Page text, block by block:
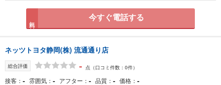
今すぐ電話する
ネッツトヨタ静岡(株) 流通通り店
総合評価 - 点 （口コミ件数：0件）
接客 - 雰囲気 - アフター - 品質 - 価格 -